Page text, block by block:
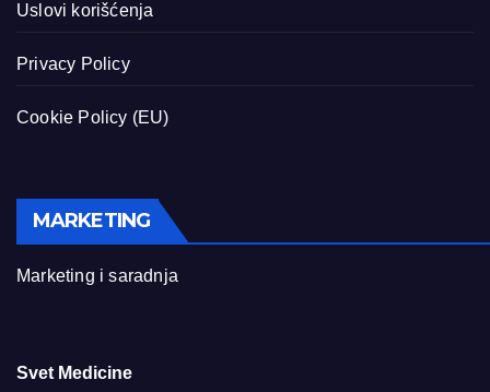
Uslovi korišćenja
Privacy Policy
Cookie Policy (EU)
MARKETING
Marketing i saradnja
Svet Medicine